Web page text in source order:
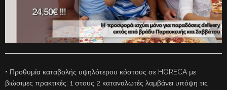
• Προθυμία καταβολής υψηλότερου κόστους σε HORECA με
βιώσιμες πρακτικές: 1 στους 2 καταναλωτές λαμβάνει υπόψη τις